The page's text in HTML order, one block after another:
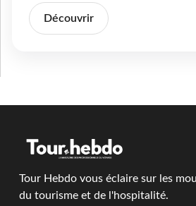
Découvrir
Tour Hebdo vous éclaire sur les
du tourisme et de l'hospitalité.